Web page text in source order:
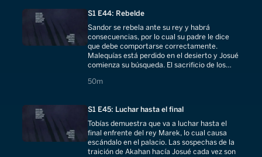
S1 E44: Rebelde
Sandor se rebela ante su rey y habrá
consecuencias, por lo cual su padre le dice
que debe comportarse correctamente.
Malequías está perdido en el desierto y Josué
comienza su búsqueda. El sacrificio de los
50m
50 minutes
S1 E45: Luchar hasta el final
Tobías demuestra que va a luchar hasta el
final enfrente del rey Marek, lo cual causa
escándalo en el palacio. Las sospechas de la
traición de Akahan hacía Josué cada vez son